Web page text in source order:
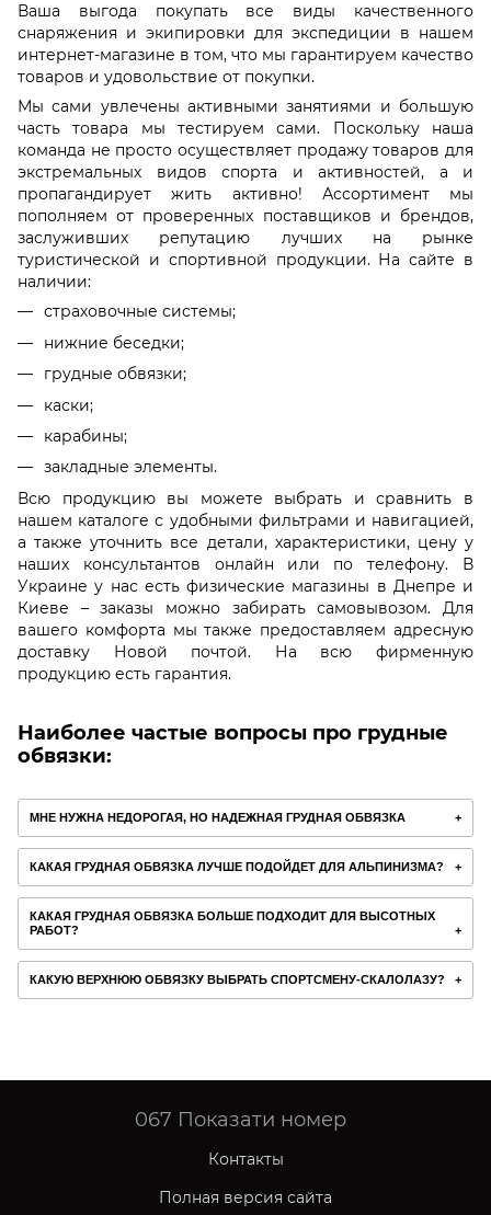
Ваша выгода покупать все виды качественного
снаряжения и экипировки для экспедиции в нашем
интернет-магазине в том, что мы гарантируем качество
товаров и удовольствие от покупки.
Мы сами увлечены активными занятиями и большую
часть товара мы тестируем сами. Поскольку наша
команда не просто осуществляет продажу товаров для
экстремальных видов спорта и активностей, а и
пропагандирует жить активно! Ассортимент мы
пополняем от проверенных поставщиков и брендов,
заслуживших репутацию лучших на рынке
туристической и спортивной продукции. На сайте в
наличии:
страховочные системы;
нижние беседки;
грудные обвязки;
каски;
карабины;
закладные элементы.
Всю продукцию вы можете выбрать и сравнить в
нашем каталоге с удобными фильтрами и навигацией,
а также уточнить все детали, характеристики, цену у
наших консультантов онлайн или по телефону. В
Украине у нас есть физические магазины в Днепре и
Киеве – заказы можно забирать самовывозом. Для
вашего комфорта мы также предоставляем адресную
доставку Новой почтой. На всю фирменную
продукцию есть гарантия.
Наиболее частые вопросы про грудные
обвязки:
МНЕ НУЖНА НЕДОРОГАЯ, НО НАДЕЖНАЯ ГРУДНАЯ ОБВЯЗКА
КАКАЯ ГРУДНАЯ ОБВЯЗКА ЛУЧШЕ ПОДОЙДЕТ ДЛЯ АЛЬПИНИЗМА?
КАКАЯ ГРУДНАЯ ОБВЯЗКА БОЛЬШЕ ПОДХОДИТ ДЛЯ ВЫСОТНЫХ
РАБОТ?
КАКУЮ ВЕРХНЮЮ ОБВЯЗКУ ВЫБРАТЬ СПОРТСМЕНУ-СКАЛОЛАЗУ?
067 Показати номер
Контакты
Полная версия сайта